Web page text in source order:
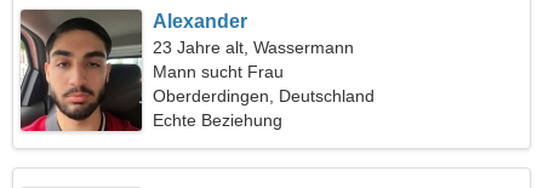
Alexander
23 Jahre alt, Wassermann
Mann sucht Frau
Oberderdingen, Deutschland
Echte Beziehung